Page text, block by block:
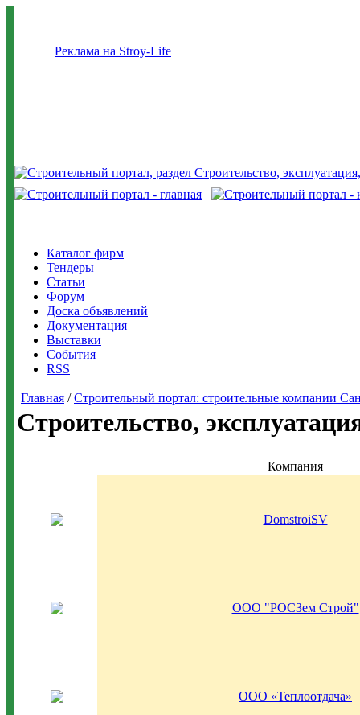
Реклама на Stroy-Life
Каталог фирм
Тендеры
Статьи
Форум
Доска объявлений
Документация
Выставки
События
RSS
Главная /Строительный портал: строительные компании
Строительство,
Компания
DomstroiSV
ООО "РОСЗем Строй"
ООО «Теплоотдача»